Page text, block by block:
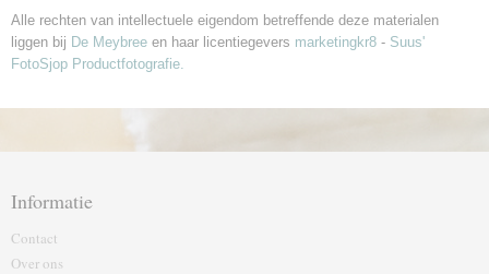
Alle rechten van intellectuele eigendom betreffende deze materialen
liggen bij De Meybree en haar licentiegevers marketingkr8 - Suus'
FotoSjop Productfotografie.
Informatie
Contact
Over ons